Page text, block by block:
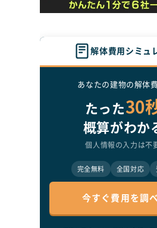
解体費用シミュ
あなたの建物の解体
たった30
概算がわか
個人情報の入力は不
完全無料 全国対応
今すぐ費用を調